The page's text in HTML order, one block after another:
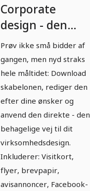
Corporate
design - den
komplette
udstyr til
ernæring og
mad - Version 2
Prøv ikke små bidder af
gangen, men nyd straks
hele måltidet: Download
skabelonen, rediger den
efter dine ønsker og
anvend den direkte - den
behagelige vej til dit
virksomhedsdesign.
Inkluderer: Visitkort,
flyer, brevpapir,
avisannoncer, Facebook-